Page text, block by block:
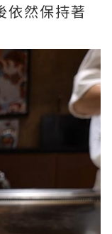
依然保持著